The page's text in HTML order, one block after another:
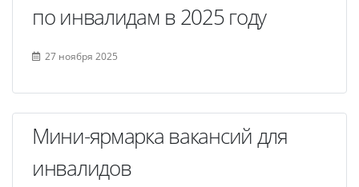
по инвалидам в 2025 году
27 ноября 2025
Мини-ярмарка вакансий для
инвалидов